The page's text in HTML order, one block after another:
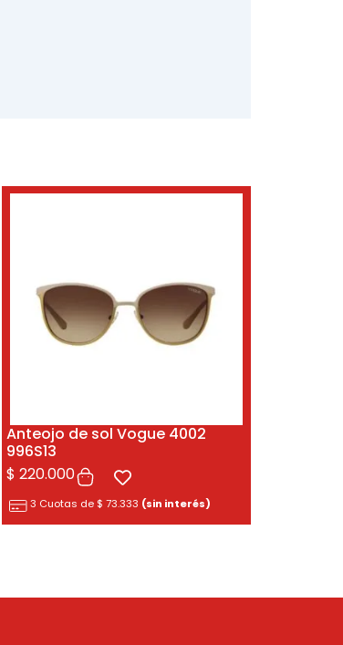
Anteojo de sol Vogue 4002
996S13
$ 220.000
3 Cuotas de $ 73.333 (sin interés)